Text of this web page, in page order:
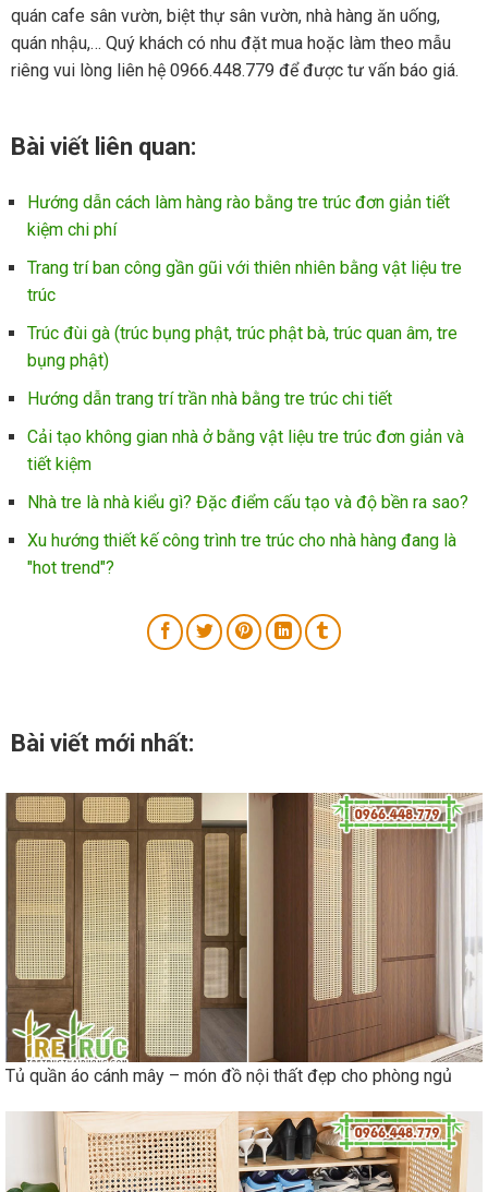
quán cafe sân vườn, biệt thự sân vườn, nhà hàng ăn uống,
quán nhậu,… Quý khách có nhu đặt mua hoặc làm theo mẫu
riêng vui lòng liên hệ 0966.448.779 để được tư vấn báo giá.
Bài viết liên quan:
Hướng dẫn cách làm hàng rào bằng tre trúc đơn giản tiết
kiệm chi phí
Trang trí ban công gần gũi với thiên nhiên bằng vật liệu tre
trúc
Trúc đùi gà (trúc bụng phật, trúc phật bà, trúc quan âm, tre
bụng phật)
Hướng dẫn trang trí trần nhà bằng tre trúc chi tiết
Cải tạo không gian nhà ở bằng vật liệu tre trúc đơn giản và
tiết kiệm
Nhà tre là nhà kiểu gì? Đặc điểm cấu tạo và độ bền ra sao?
Xu hướng thiết kế công trình tre trúc cho nhà hàng đang là
"hot trend"?
Bài viết mới nhất:
Tủ quần áo cánh mây – món đồ nội thất đẹp cho phòng ngủ